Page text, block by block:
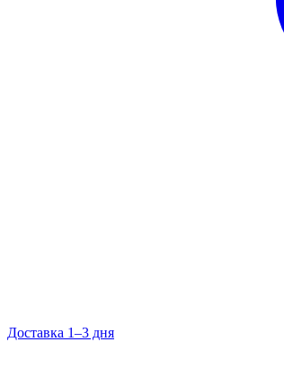
Доставка 1–3 дня